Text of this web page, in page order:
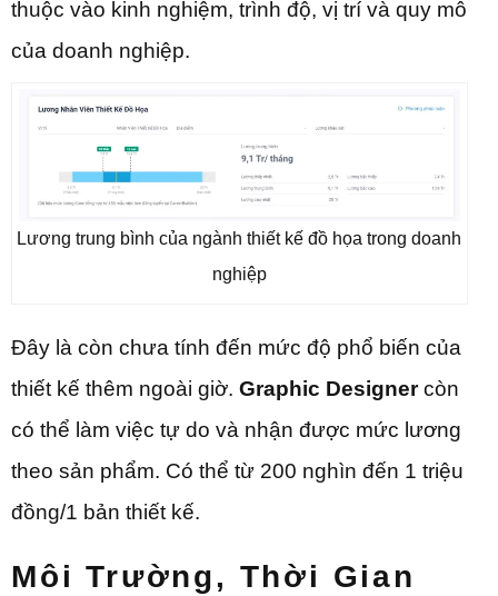
thuộc vào kinh nghiệm, trình độ, vị trí và quy mô
của doanh nghiệp.
Lương trung bình của ngành thiết kế đồ họa trong doanh
nghiệp
Đây là còn chưa tính đến mức độ phổ biến của
thiết kế thêm ngoài giờ. Graphic Designercòn
có thể làm việc tự do và nhận được mức lương
theo sản phẩm. Có thể từ 200 nghìn đến 1 triệu
đồng/1 bản thiết kế.
Môi Trường, Thời Gian